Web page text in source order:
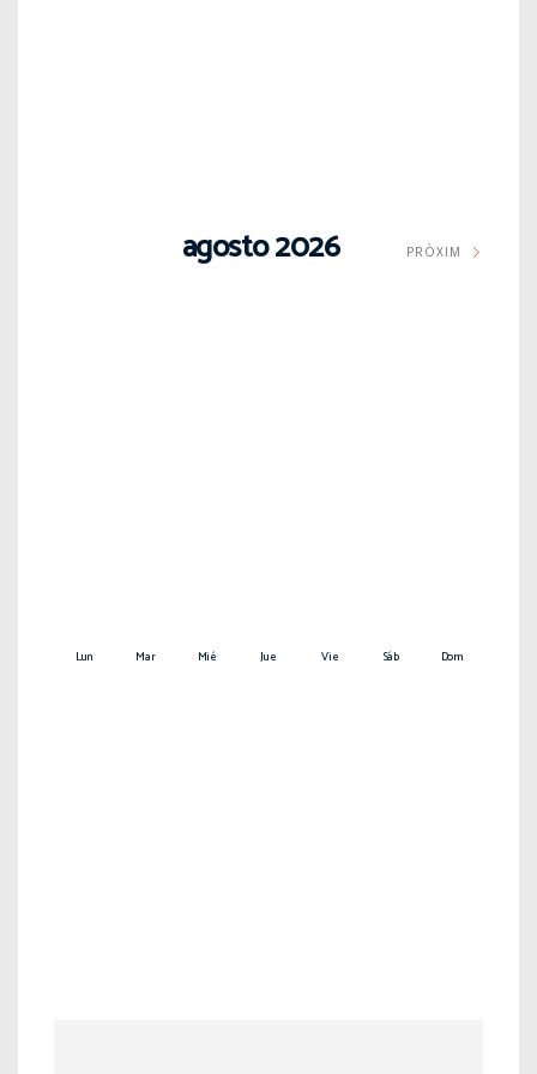
agosto 2026 PRÒXIM
Lun Mar Mié Jue Vie Sáb Dom